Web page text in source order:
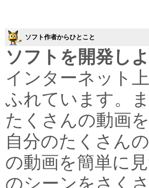
ソフト作者からひとこと
ソフトを開発し
インターネット
ふれています。
たくさんの動画
自分のたくさん
の動画を簡単に
のシーンをさく